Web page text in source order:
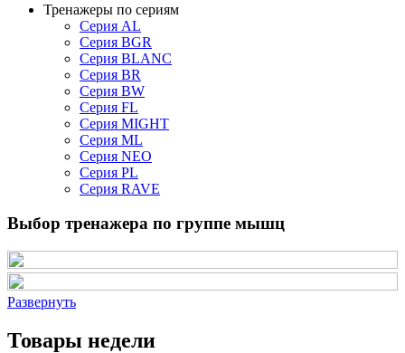
Тренажеры по сериям
Серия AL
Серия BGR
Серия BLANC
Серия BR
Серия BW
Серия FL
Серия MIGHT
Серия ML
Серия NEO
Серия PL
Серия RAVE
Выбор тренажера по группе мышц
Развернуть
Товары недели